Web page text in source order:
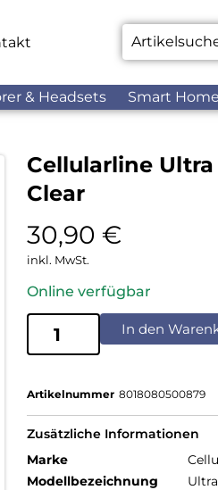
& Headsets Smart
Cellularline Ultra
Clear
30,90 €
inkl. MwSt.
Online verfügbar
In den
Artikelnummer 8018080500879
Zusätzliche Informationen
Marke
Modellbezeichnung